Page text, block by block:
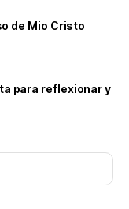
de Mio Cristo
para reflexionar y